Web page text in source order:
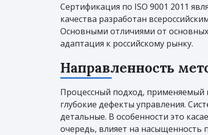
Сертификация по ISO 9001 2011
качества разработан
Основными отличиями от
адаптация к российскому рынку.
Направленность
Процессный подход, применяемый
глубокие дефекты управления.
детальные. В особенности это
очередь, влияет на